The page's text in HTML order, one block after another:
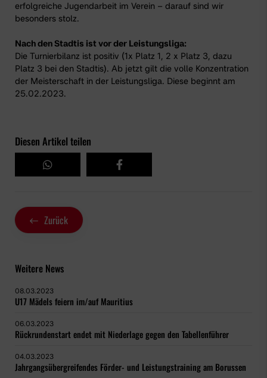
erfolgreiche Jugendarbeit im Verein – darauf sind wir
besonders stolz.
Nach den Stadtis ist vor der Leistungsliga:
Die Turnierbilanz ist positiv (1x Platz 1, 2 x Platz 3, dazu
Platz 3 bei den Stadtis). Ab jetzt gilt die volle Konzentration
der Meisterschaft in der Leistungsliga. Diese beginnt am
25.02.2023.
Diesen Artikel teilen
Zurück
Weitere News
08.03.2023
U17 Mädels feiern im/auf Mauritius
06.03.2023
Rückrundenstart endet mit Niederlage gegen den Tabellenführer
04.03.2023
Jahrgangsübergreifendes Förder- und Leistungstraining am Borussen